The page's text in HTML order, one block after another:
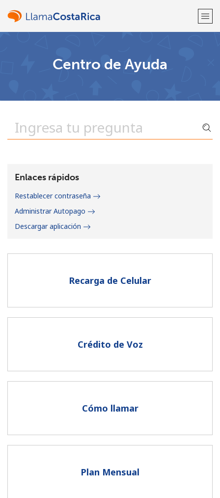
Un caracter especial
Al abrir una cuenta en este sitio web, estoy de acuerdo con
Centro de Ayuda
Recarga de Celular
Crédito de Voz
Cómo llamar
Plan Mensual
Enlaces rápidos
Restablecer contraseña
Administrar Autopago
Descargar aplicación